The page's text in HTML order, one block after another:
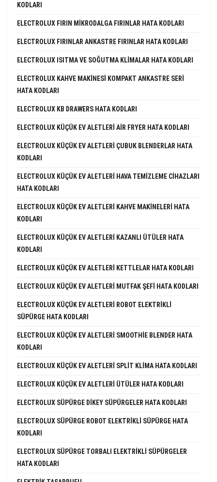
KODLARI
ELECTROLUX FIRIN MIKRODALGA FIRINLAR HATA KODLARI
ELECTROLUX FIRINLAR ANKASTRE FIRINLAR HATA KODLARI
ELECTROLUX ISITMA VE SOĞUTMA KLIMALAR HATA KODLARI
ELECTROLUX KAHVE MAKINESI KOMPAKT ANKASTRE SERI
HATA KODLARI
ELECTROLUX KB DRAWERS HATA KODLARI
ELECTROLUX KÜÇÜK EV ALETLERI AIR FRYER HATA KODLARI
ELECTROLUX KÜÇÜK EV ALETLERI ÇUBUK BLENDERLAR HATA
KODLARI
ELECTROLUX KÜÇÜK EV ALETLERI HAVA TEMIZLEME CIHAZLARI
HATA KODLARI
ELECTROLUX KÜÇÜK EV ALETLERI KAHVE MAKINELERI HATA
KODLARI
ELECTROLUX KÜÇÜK EV ALETLERI KAZANLI ÜTÜLER HATA
KODLARI
ELECTROLUX KÜÇÜK EV ALETLERI KETTLELAR HATA KODLARI
ELECTROLUX KÜÇÜK EV ALETLERI MUTFAK ŞEFI HATA KODLARI
ELECTROLUX KÜÇÜK EV ALETLERI ROBOT ELEKTRIKLI
SÜPÜRGE HATA KODLARI
ELECTROLUX KÜÇÜK EV ALETLERI SMOOTHIE BLENDER HATA
KODLARI
ELECTROLUX KÜÇÜK EV ALETLERI SPLIT KLIMA HATA KODLARI
ELECTROLUX KÜÇÜK EV ALETLERI ÜTÜLER HATA KODLARI
ELECTROLUX SÜPÜRGE DIKEY SÜPÜRGELER HATA KODLARI
ELECTROLUX SÜPÜRGE ROBOT ELEKTRIKLI SÜPÜRGE HATA
KODLARI
ELECTROLUX SÜPÜRGE TORBALI ELEKTRIKLI SÜPÜRGELER
HATA KODLARI